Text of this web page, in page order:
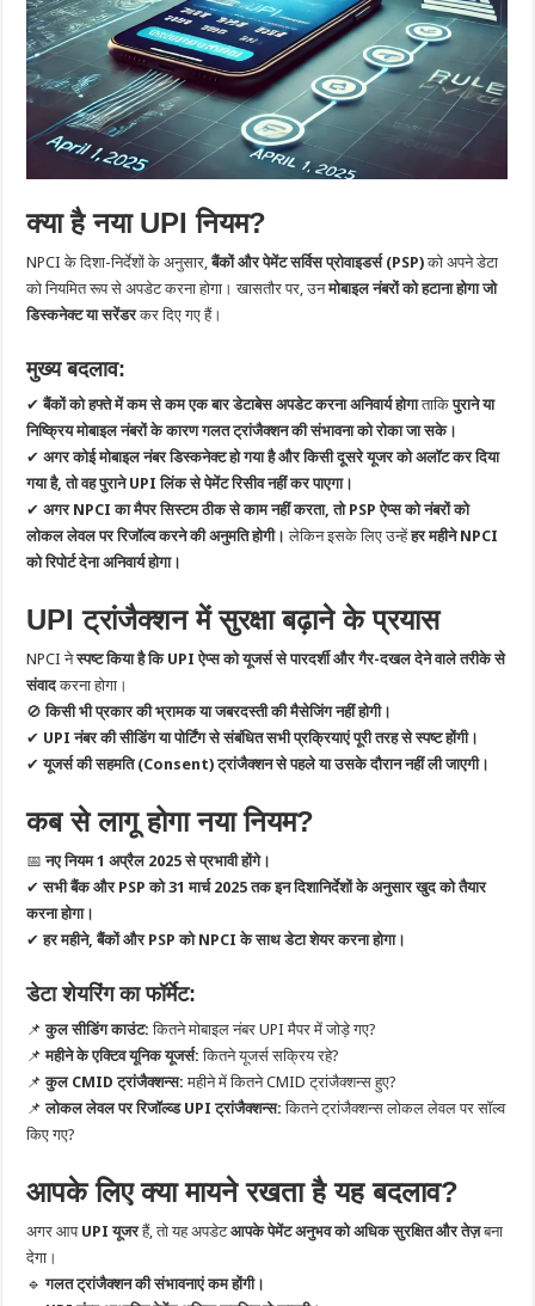
क्या है नया UPI नियम?
NPCI के दिशा-निर्देशों के अनुसार,बैंकों और पेमेंट सर्विस प्रोवाइडर्स (PSP)को अपने डेटा
को नियमित रूप से अपडेट करना होगा। खासतौर पर, उनमोबाइल नंबरों को हटाना होगा जो
डिस्कनेक्ट या सरेंडरकर दिए गए हैं।
मुख्य बदलाव:
✔बैंकों को हफ्ते में कम से कम एक बार डेटाबेस अपडेट करना अनिवार्य होगाताकिपुराने या
निष्क्रिय मोबाइल नंबरों के कारण गलत ट्रांजैक्शन की संभावना को रोका जा सके।
✔अगर कोई मोबाइल नंबर डिस्कनेक्ट हो गया है और किसी दूसरे यूजर को अलॉट कर दिया
गया है, तो वह पुराने UPI लिंक से पेमेंट रिसीव नहीं कर पाएगा।
✔अगर NPCI का मैपर सिस्टम ठीक से काम नहीं करता, तो PSP ऐप्स को नंबरों को
लोकल लेवल पर रिजॉल्व करने की अनुमति होगी। लेकिन इसके लिए उन्हेंहर महीने NPCI
को रिपोर्ट देना अनिवार्य होगा।
UPI ट्रांजैक्शन में सुरक्षा बढ़ाने के प्रयास
NPCI नेस्पष्ट किया है कि UPI ऐप्स को यूजर्स से पारदर्शी और गैर-दखल देने वाले तरीके से
संवादकरना होगा।
🚫किसी भी प्रकार की भ्रामक या जबरदस्ती की मैसेजिंग नहीं होगी।
✔ UPI नंबर की सीडिंग या पोर्टिंग से संबंधित सभी प्रक्रियाएं पूरी तरह से स्पष्ट होंगी।
✔यूजर्स की सहमति (Consent) ट्रांजैक्शन से पहले या उसके दौरान नहीं ली जाएगी।
कब से लागू होगा नया नियम?
📅नए नियम 1 अप्रैल 2025 से प्रभावी होंगे।
✔सभी बैंक और PSP को 31 मार्च 2025 तक इन दिशानिर्देशों के अनुसार खुद को तैयार
करना होगा।
✔हर महीने, बैंकों और PSP को NPCI के साथ डेटा शेयर करना होगा।
डेटा शेयरिंग का फॉर्मेट:
📌कुल सीडिंग काउंट: कितने मोबाइल नंबर UPI मैपर में जोड़े गए?
📌महीने के एक्टिव यूनिक यूजर्स: कितने यूजर्स सक्रिय रहे?
📌कुल CMID ट्रांजैक्शन्स: महीने में कितने CMID ट्रांजैक्शन्स हुए?
📌लोकल लेवल पर रिजॉल्व्ड UPI ट्रांजैक्शन्स: कितने ट्रांजैक्शन्स लोकल लेवल पर सॉल्व
किए गए?
आपके लिए क्या मायने रखता है यह बदलाव?
अगर आप UPI यूजरहैं, तो यह अपडेटआपके पेमेंट अनुभव को अधिक सुरक्षित और तेज़बना
देगा।
🔹गलत ट्रांजैक्शन की संभावनाएं कम होंगी।